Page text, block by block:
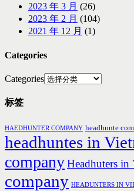
2023 年 3 月 (26)
2023 年 2 月 (104)
2021 年 12 月 (1)
Categories
Categories
标签
HAEDHUNTER COMPANY headhunte
headhuntes in
companyHeadhuters in
company HEADUNTERS IN